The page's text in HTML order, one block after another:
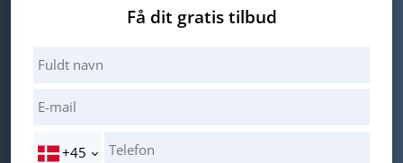
Få dit gratis tilbud
+45